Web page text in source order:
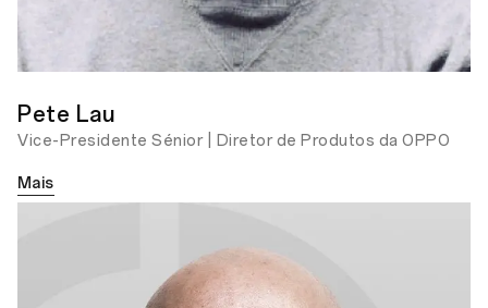
Com Sorte
Pete Lau
Vice-Presidente Sénior | Diretor de Produtos da OPPO
Mais